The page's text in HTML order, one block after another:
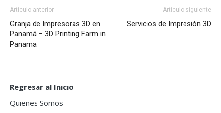
Artículo anterior
Granja de Impresoras 3D en
Panamá – 3D Printing Farm in
Panama
Artículo siguiente
Servicios de Impresión 3D
Regresar al Inicio
Quienes Somos